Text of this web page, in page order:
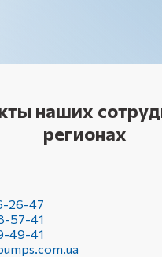
наших
регионах
26-47
57-41
49-41